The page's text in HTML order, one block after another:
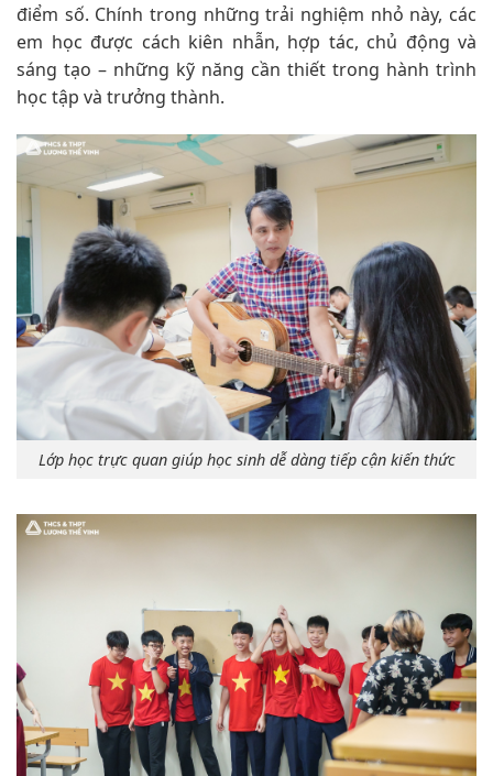
điểm số. Chính trong những trải nghiệm nhỏ này, các
em học được cách kiên nhẫn, hợp tác, chủ động và
sáng tạo – những kỹ năng cần thiết trong hành trình
học tập và trưởng thành.
Lớp học trực quan giúp học sinh dễ dàng tiếp cận kiến thức